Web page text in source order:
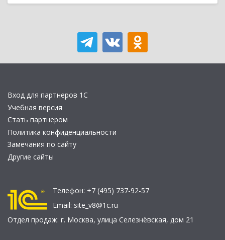
Вход для партнеров 1С
Учебная версия
Стать партнером
Политика конфиденциальности
Замечания по сайту
Другие сайты
Телефон: +7 (495) 737-92-57
Email: site_v8@1c.ru
Отдел продаж: г. Москва, улица Селезнёвская, дом 21